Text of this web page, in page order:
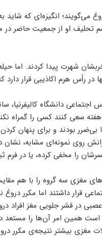
انگیزه‌ای که شاید
او از جمعیت حاضر در
شهرت پیدا کردند. اما
در رأس هرم اکاذیبی قرار
دانشگاه کالیفرنیا،
خواستند که یک هفته سعی کنند کسی
بی‌ضرر بودند و برای
روی نمونه‌ای مشابه، نشان
را مخفی کرده‌، یا در فرم
همین امر آن‌ها را مستعد
مغزی بیشتر نتیجه‌ی مکرر